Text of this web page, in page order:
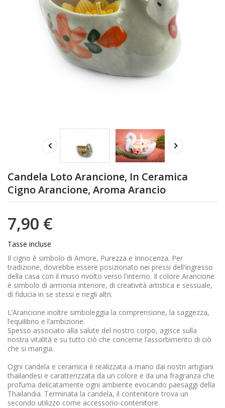
 
Candela Loto Arancione, In Ceramica
Cigno Arancione, Aroma Arancio
7,90 €
Tasse incluse
Il cigno è simbolo di Amore, Purezza e Innocenza. Per
tradizione, dovrebbe essere posizionato nei pressi dell'ingresso
della casa con il muso rivolto verso l'interno. Il colore Arancione
è simbolo di armonia interiore, di creatività artistica e sessuale,
di fiducia in se stessi e negli altri.
L’Arancione inoltre simboleggia la comprensione, la saggezza,
l’equilibrio e l’ambizione.
Spesso associato alla salute del nostro corpo, agisce sulla
nostra vitalità e su tutto ciò che concerne l’assorbimento di ciò
che si mangia.
Ogni candela e ceramica è realizzata a mano dai nostri artigiani
thailandesi e caratterizzata da un colore e da una fragranza che
profuma delicatamente ogni ambiente evocando paesaggi della
Thailandia. Terminata la candela, il contenitore trova un
secondo utilizzo come accessorio-contenitore.